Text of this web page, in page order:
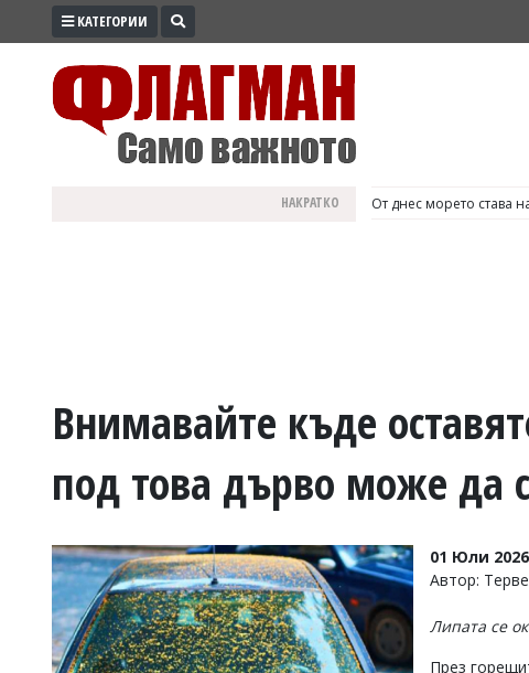
ПРОМО
ВОЙНАТА
УКРАЙНА
РАЗСЛЕДВАНЕ
БИЗНЕС
КАТЕГОРИИ
НАКРАТКО България е №1 в ЕС по
Внимавайте къде
под това дърво може да
01 Юли 2026
Автор:
Липата се
През